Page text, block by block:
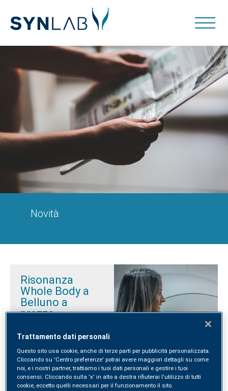
Novità
Risonanza
Whole Body a
Belluno a
prezzo
Prenditi cura della tua
salute sfruttando le
possibilità offerte dalla
Risonanza Magnetica
Whole Body
Trattamento dati personali
Questo sito usa cookie, anche di terze parti per pubblicità personalizzata.
Cliccando su 'Centro preferenze' potrai avere maggiori dettagli su come
noi, e i nostri partner, trattiamo i tuoi dati personali e gestire i tuoi
consensi. Cliccando sulla 'x' in alto a destra rifiuterai l'utilizzo di tutti
cookie, eccetto quelli necessari per il funzionamento il sito.